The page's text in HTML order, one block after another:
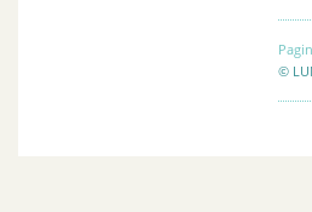
©